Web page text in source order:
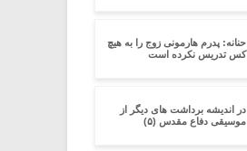
حنانه: پدرم هارمونی زوج را به هیچ
کس تدریس نکرده است
در اندیشه برداشت های دیگر از
موسیقی دفاع مقدس (۵)